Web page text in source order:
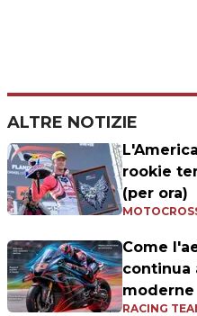
ALTRE NOTIZIE
rookie
(per ora)
Come
continua
moderne
RACING